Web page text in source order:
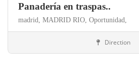
Panadería en traspas..
madrid, MADRID RIO, Oportunidad,
Direction